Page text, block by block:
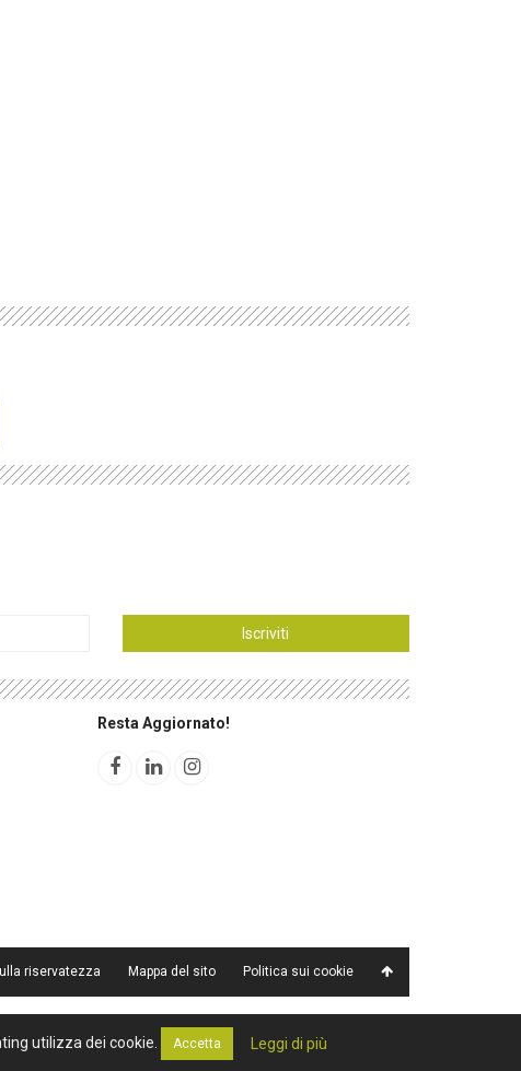
Iscriviti
Resta Aggiornato!
riservatezza Mappa del sito Politica sui cookie
utilizza dei cookie. Accetta Leggi di più